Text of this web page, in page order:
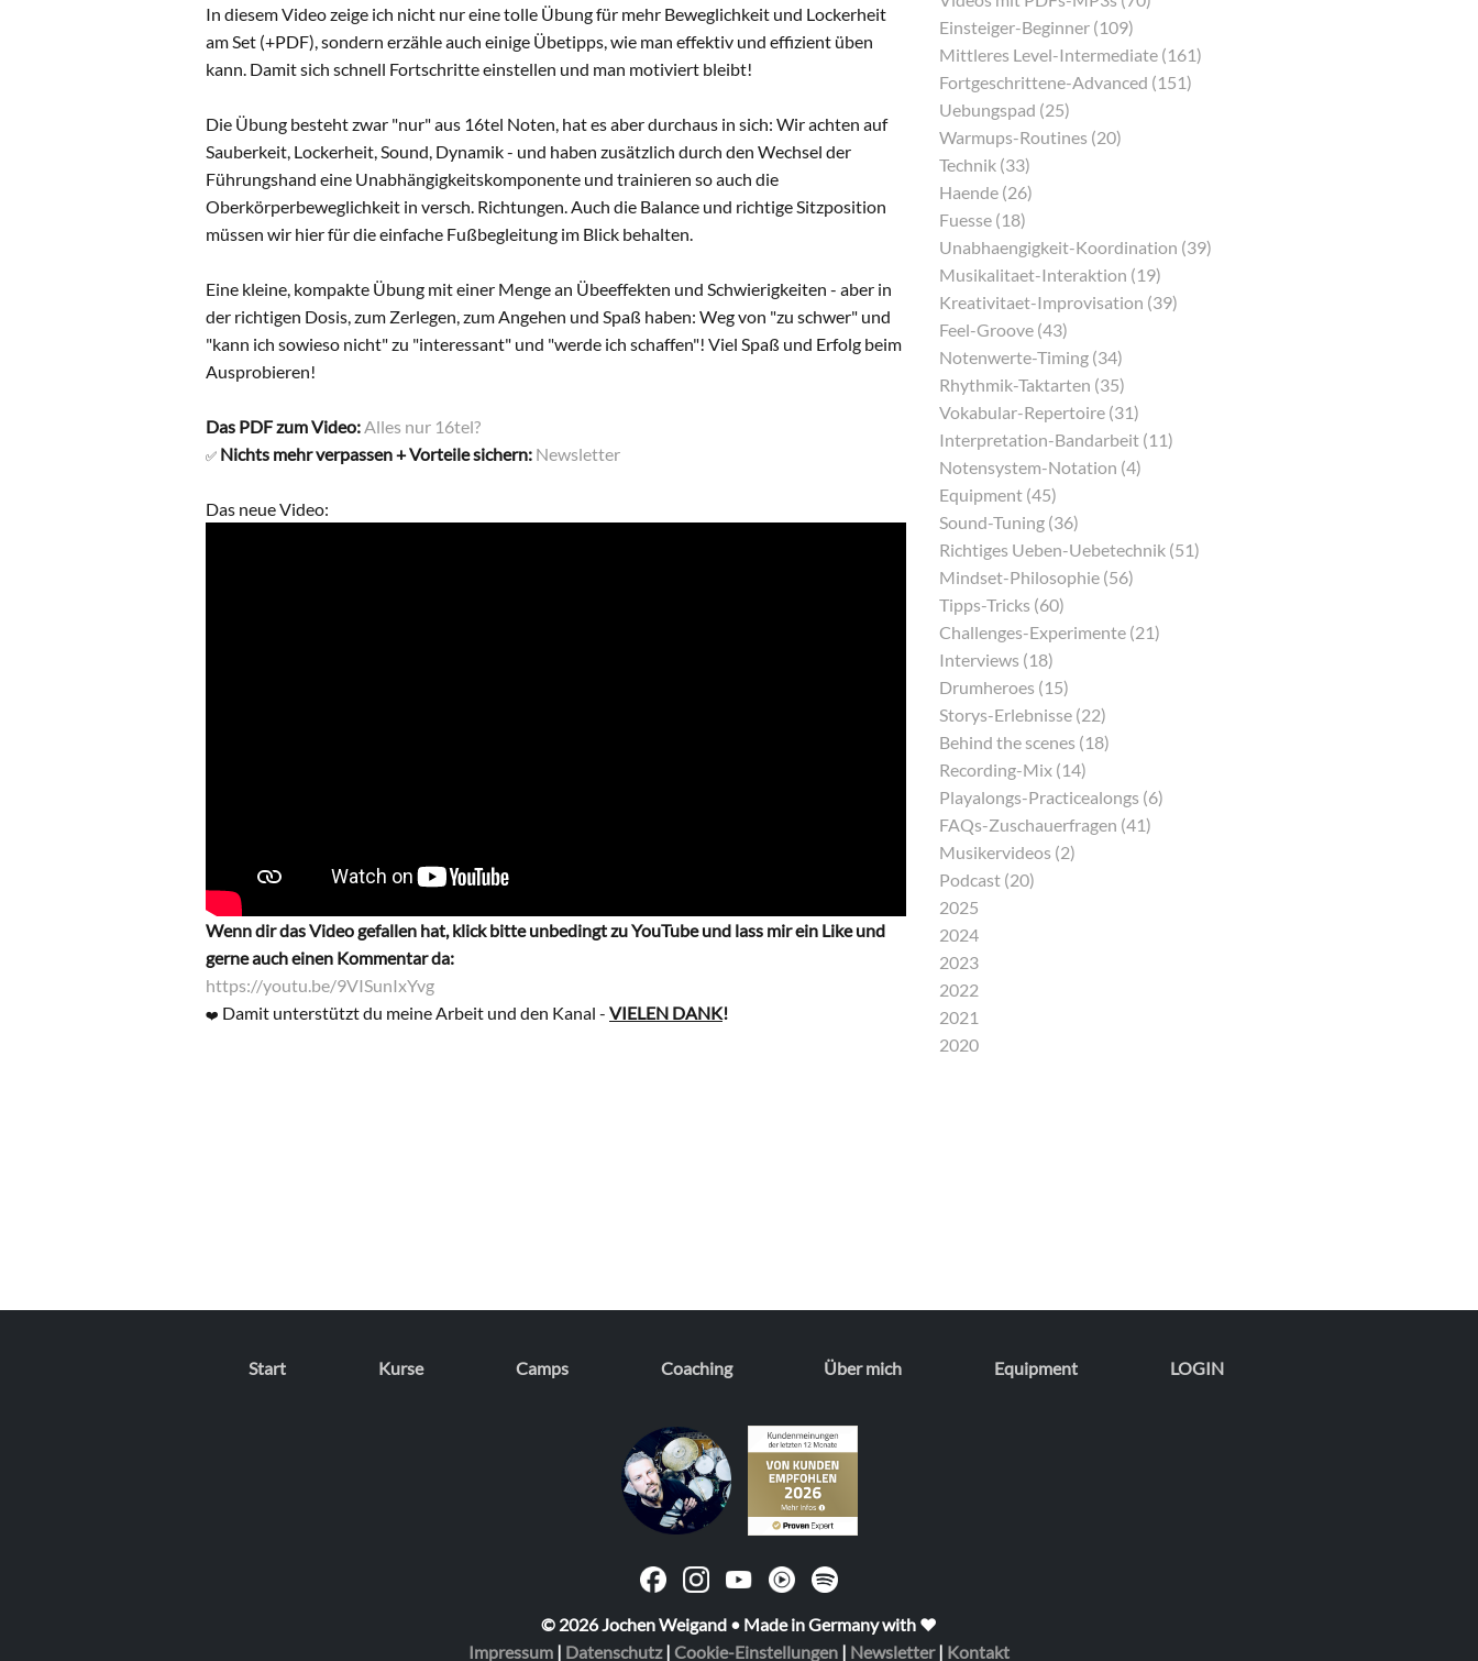
In diesem Video zeige ich nicht nur eine tolle Übung für mehr Beweglichkeit und Lockerheit
am Set (+PDF), sondern erzähle auch einige Übetipps, wie man effektiv und effizient üben
kann. Damit sich schnell Fortschritte einstellen und man motiviert bleibt!
Die Übung besteht zwar "nur" aus 16tel Noten, hat es aber durchaus in sich: Wir achten auf
Sauberkeit, Lockerheit, Sound, Dynamik - und haben zusätzlich durch den Wechsel der
Führungshand eine Unabhängigkeitskomponente und trainieren so auch die
Oberkörperbeweglichkeit in versch. Richtungen. Auch die Balance und richtige Sitzposition
müssen wir hier für die einfache Fußbegleitung im Blick behalten.
Eine kleine, kompakte Übung mit einer Menge an Übeeffekten und Schwierigkeiten - aber in
der richtigen Dosis, zum Zerlegen, zum Angehen und Spaß haben: Weg von "zu schwer" und
"kann ich sowieso nicht" zu "interessant" und "werde ich schaffen"! Viel Spaß und Erfolg beim
Ausprobieren!
Das PDF zum Video: Alles nur 16tel?
✅ Nichts mehr verpassen + Vorteile sichern: Newsletter
Das neue Video:
Wenn dir das Video gefallen hat, klick bitte unbedingt zu YouTube und lass mir ein Like und
gerne auch einen Kommentar da:
https://youtu.be/9VISunIxYvg
❤️ Damit unterstützt du meine Arbeit und den Kanal - VIELEN DANK!
Einsteiger-Beginner (109)
Mittleres Level-Intermediate (161)
Fortgeschrittene-Advanced (151)
Uebungspad (25)
Warmups-Routines (20)
Technik (33)
Haende (26)
Fuesse (18)
Unabhaengigkeit-Koordination (39)
Musikalitaet-Interaktion (19)
Kreativitaet-Improvisation (39)
Feel-Groove (43)
Notenwerte-Timing (34)
Rhythmik-Taktarten (35)
Vokabular-Repertoire (31)
Interpretation-Bandarbeit (11)
Notensystem-Notation (4)
Equipment (45)
Sound-Tuning (36)
Richtiges Ueben-Uebetechnik (51)
Mindset-Philosophie (56)
Tipps-Tricks (60)
Challenges-Experimente (21)
Interviews (18)
Drumheroes (15)
Storys-Erlebnisse (22)
Behind the scenes (18)
Recording-Mix (14)
Playalongs-Practicealongs (6)
FAQs-Zuschauerfragen (41)
Musikervideos (2)
Podcast (20)
2025
2024
2023
2022
2021
2020
Start Kurse Camps Coaching Über mich Equipment LOGIN
© 2026 Jochen Weigand • Made in Germany with ❤️
Impressum | Datenschutz| Cookie-Einstellungen | Newsletter| Kontakt